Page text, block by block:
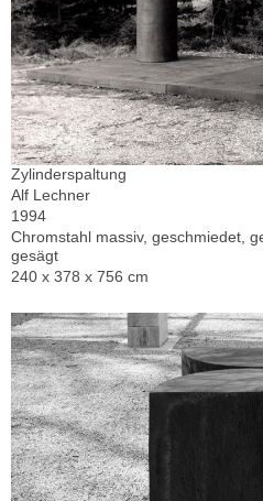
Zylinderspaltung
Alf Lechner
1994
Chromstahl massiv, geschmiedet,
gesägt
240 x 378 x 756 cm